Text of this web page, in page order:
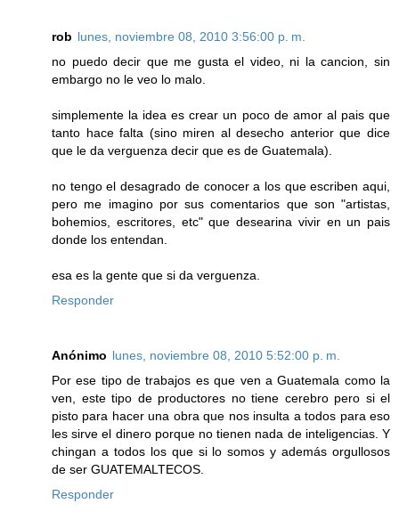
rob lunes, noviembre 08, 2010 3:56:00 p. m.
no puedo decir que me gusta el video, ni la cancion, sin
embargo no le veo lo malo.
simplemente la idea es crear un poco de amor al pais que
tanto hace falta (sino miren al desecho anterior que dice
que le da verguenza decir que es de Guatemala).
no tengo el desagrado de conocer a los que escriben aqui,
pero me imagino por sus comentarios que son "artistas,
bohemios, escritores, etc" que desearina vivir en un pais
donde los entendan.
esa es la gente que si da verguenza.
Responder
Anónimo lunes, noviembre 08, 2010 5:52:00 p. m.
Por ese tipo de trabajos es que ven a Guatemala como la
ven, este tipo de productores no tiene cerebro pero si el
pisto para hacer una obra que nos insulta a todos para eso
les sirve el dinero porque no tienen nada de inteligencias. Y
chingan a todos los que si lo somos y además orgullosos
de ser GUATEMALTECOS.
Responder